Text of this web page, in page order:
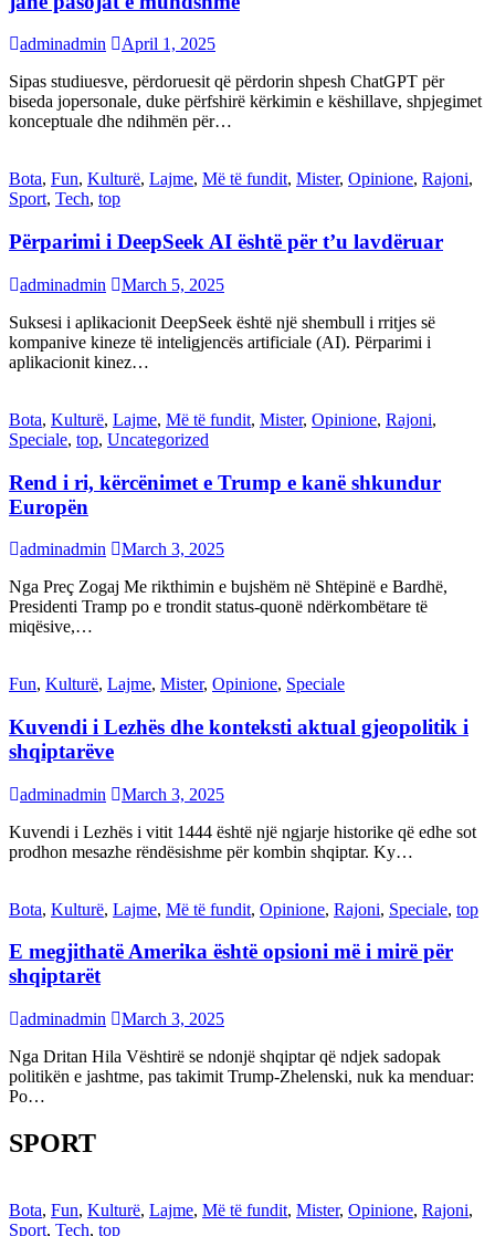
adminadmin
April 1, 2025
Sipas studiuesve, përdoruesit që përdorin shpesh ChatGPT për
biseda jopersonale, duke përfshirë kërkimin e këshillave, shpjegimet
konceptuale dhe ndihmën për…
Bota, Fun, Kulturë, Lajme, Më të fundit, Mister, Opinione, Rajoni,
Sport, Tech, top
Përparimi i DeepSeek AI është për t’u lavdëruar
adminadmin
March 5, 2025
Suksesi i aplikacionit DeepSeek është një shembull i rritjes së
kompanive kineze të inteligjencës artificiale (AI). Përparimi i
aplikacionit kinez…
Bota, Kulturë, Lajme, Më të fundit, Mister, Opinione, Rajoni,
Speciale, top, Uncategorized
Rend i ri, kërcënimet e Trump e kanë shkundur
Europën
adminadmin
March 3, 2025
Nga Preç Zogaj Me rikthimin e bujshëm në Shtëpinë e Bardhë,
Presidenti Tramp po e trondit status-quonë ndërkombëtare të
miqësive,…
Fun, Kulturë, Lajme, Mister, Opinione, Speciale
Kuvendi i Lezhës dhe konteksti aktual gjeopolitik i
shqiptarëve
adminadmin
March 3, 2025
Kuvendi i Lezhës i vitit 1444 është një ngjarje historike që edhe sot
prodhon mesazhe rëndësishme për kombin shqiptar. Ky…
Bota, Kulturë, Lajme, Më të fundit, Opinione, Rajoni, Speciale, top
E megjithatë Amerika është opsioni më i mirë për
shqiptarët
adminadmin
March 3, 2025
Nga Dritan Hila Vështirë se ndonjë shqiptar që ndjek sadopak
politikën e jashtme, pas takimit Trump-Zhelenski, nuk ka menduar:
Po…
SPORT
Bota, Fun, Kulturë, Lajme, Më të fundit, Mister, Opinione, Rajoni,
Sport, Tech, top